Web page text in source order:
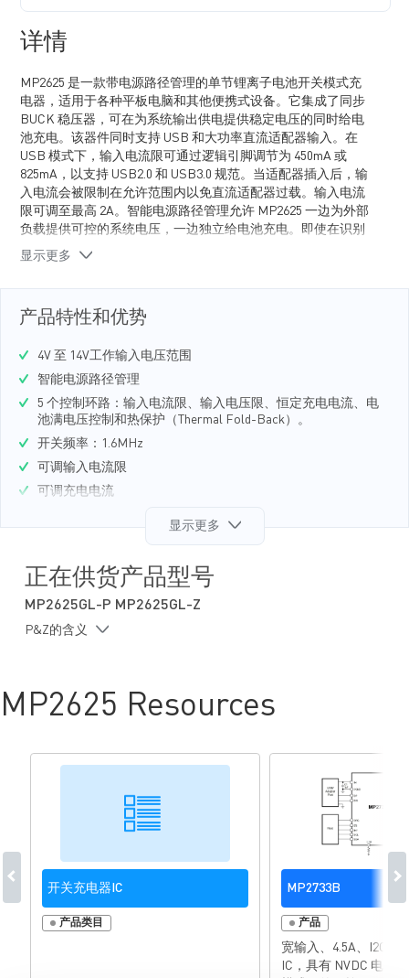
详情
MP2625 是一款带电源路径管理的单节锂离子电池开关模式充
电器，适用于各种平板电脑和其他便携式设备。它集成了同步
BUCK 稳压器，可在为系统输出供电提供稳定电压的同时给电
池充电。该器件同时支持 USB 和大功率直流适配器输入。在
USB 模式下，输入电流限可通过逻辑引脚调节为 450mA 或
825mA，以支持 USB2.0 和 USB3.0 规范。当适配器插入后，输
入电流会被限制在允许范围内以免直流适配器过载。输入电流
限可调至最高 2A。智能电源路径管理允许 MP2625 一边为外部
负载提供可控的系统电压，一边独立给电池充电。即使在识别
不到电池或电池深度放电时，系统也可以立即工作。当达到输
入电流限时，充电器将首先满足系统负载需求，然后再将剩下
入被移除的情况下，电池向负载补充额外的功率。MP2625 内
管或电流采样电阻。
显示更多
产品特性和优势
4V 至 14V工作输入电压范围
智能电源路径管理
5 个控制环路：输入电流限、输入电压限、恒定充电电流、电
池满电压控制和热保护（Thermal Fold-Back）。
开关频率：1.6MHz
可调输入电流限
可调充电电流
兼容 USB2.0 和 USB3.0 输入规格
全集成功率开关管
无需外部阻断二极管和采样电阻
充电状态指示
内置可调充电定时器
采用超小尺寸封装
显示更多
正在供货产品型号
MP2625GL-P MP2625GL-Z
P&Z的含义
MP2625 Resources
开关充电器IC
产品类目
MP2733B
产品
宽输入、4.5A、I2C控
IC，具有 NVDC 电源